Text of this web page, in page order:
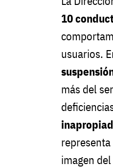
10
usuarios.
más del
imagen